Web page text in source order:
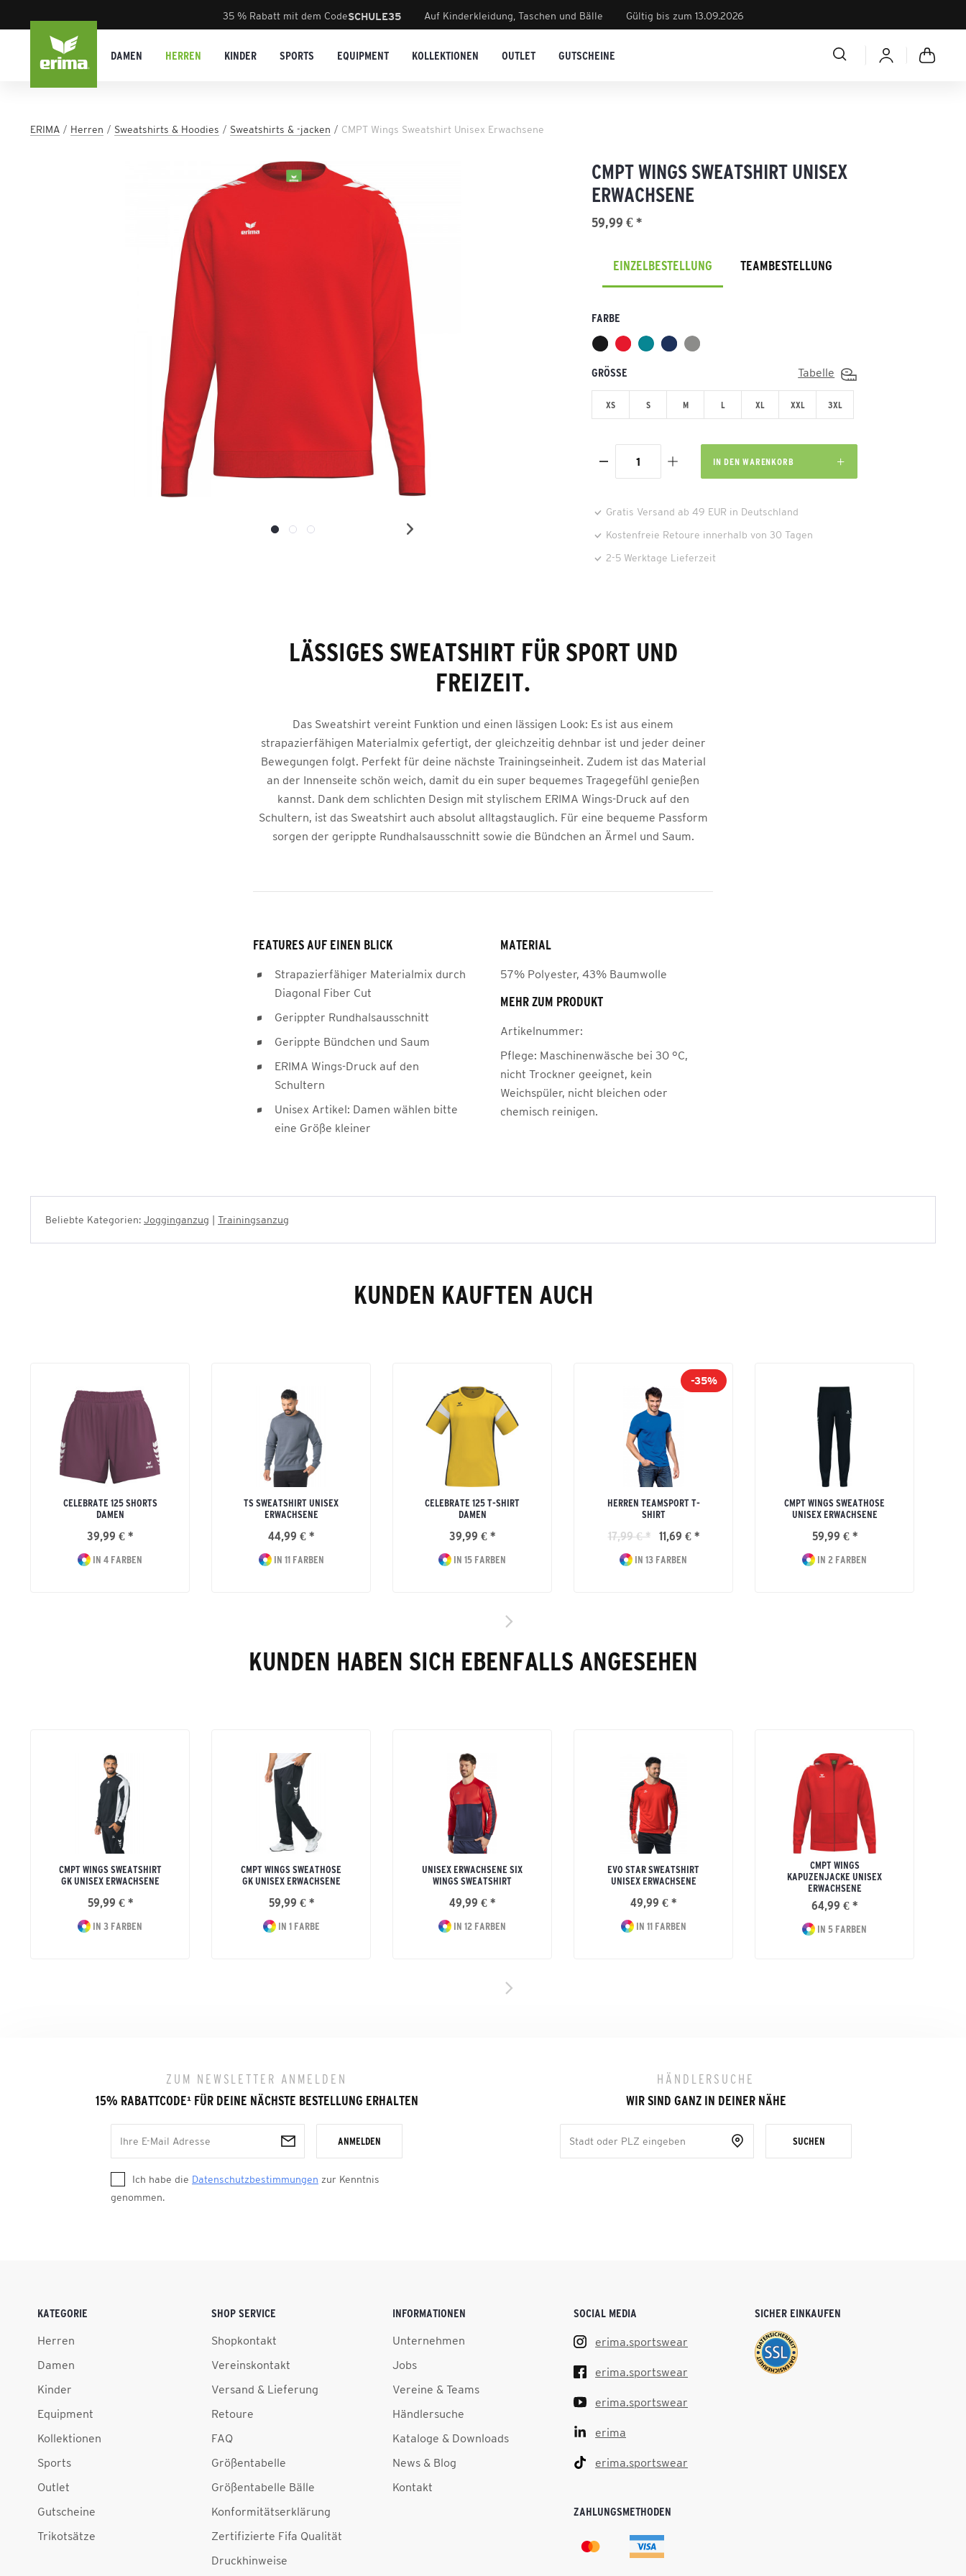
35 % Rabatt mit dem CodeSCHULE35 Auf Kinderkleidung, Taschen und Bälle Gültig bis zum 13.09.2026
DAMEN HERREN KINDER SPORTS EQUIPMENT KOLLEKTIONEN OUTLET GUTSCHEINE
ERIMA Herren Sweatshirts & Hoodies Sweatshirts & -jacken CMPT Wings Sweatshirt Unisex Erwachsene
CMPT WINGS SWEATSHIRT UNISEX
ERWACHSENE
59,99 € *
EINZELBESTELLUNG TEAMBESTELLUNG
FARBE
GRÖSSE Tabelle
XS S M L XL XXL 3XL
IN DEN WARENKORB
Gratis Versand ab 49 EUR in Deutschland
Kostenfreie Retoure innerhalb von 30 Tagen
2-5 Werktage Lieferzeit
LÄSSIGES SWEATSHIRT FÜR SPORT UND
FREIZEIT.
Das Sweatshirt vereint Funktion und einen lässigen Look: Es ist aus einem
strapazierfähigen Materialmix gefertigt, der gleichzeitig dehnbar ist und jeder deiner
Bewegungen folgt. Perfekt für deine nächste Trainingseinheit. Zudem ist das Material
an der Innenseite schön weich, damit du ein super bequemes Tragegefühl genießen
kannst. Dank dem schlichten Design mit stylischem ERIMA Wings-Druck auf den
Schultern, ist das Sweatshirt auch absolut alltagstauglich. Für eine bequeme Passform
sorgen der gerippte Rundhalsausschnitt sowie die Bündchen an Ärmel und Saum.
FEATURES AUF EINEN BLICK
Strapazierfähiger Materialmix durch
Diagonal Fiber Cut
Gerippter Rundhalsausschnitt
Gerippte Bündchen und Saum
ERIMA Wings-Druck auf den
Schultern
Unisex Artikel: Damen wählen bitte
eine Größe kleiner
MATERIAL
57% Polyester, 43% Baumwolle
MEHR ZUM PRODUKT
Artikelnummer:
Pflege: Maschinenwäsche bei 30 °C,
nicht Trockner geeignet, kein
Weichspüler, nicht bleichen oder
chemisch reinigen.
Beliebte Kategorien: Jogginganzug Trainingsanzug
KUNDEN KAUFTEN AUCH
CELEBRATE 125 SHORTS
DAMEN
39,99 € *
IN 4 FARBEN
TS SWEATSHIRT UNISEX
ERWACHSENE
44,99 € *
IN 11 FARBEN
CELEBRATE 125 T-SHIRT
DAMEN
39,99 € *
IN 15 FARBEN
-35%
HERREN TEAMSPORT T-
SHIRT
17,99 € * 11,69 € *
IN 13 FARBEN
CMPT WINGS SWEATHOSE
UNISEX ERWACHSENE
59,99 € *
IN 2 FARBEN
KUNDEN HABEN SICH EBENFALLS ANGESEHEN
CMPT WINGS SWEATSHIRT
GK UNISEX ERWACHSENE
59,99 € *
IN 3 FARBEN
CMPT WINGS SWEATHOSE
GK UNISEX ERWACHSENE
59,99 € *
IN 1 FARBE
UNISEX ERWACHSENE SIX
WINGS SWEATSHIRT
49,99 € *
IN 12 FARBEN
EVO STAR SWEATSHIRT
UNISEX ERWACHSENE
49,99 € *
IN 11 FARBEN
CMPT WINGS
KAPUZENJACKE UNISEX
ERWACHSENE
64,99 € *
IN 5 FARBEN
ZUM NEWSLETTER ANMELDEN
15% RABATTCODE¹FÜR DEINE NÄCHSTE BESTELLUNG ERHALTEN
ANMELDEN
Ich habe die Datenschutzbestimmungen zur Kenntnis
genommen.
HÄNDLERSUCHE
WIR SIND GANZ IN DEINER NÄHE
SUCHEN
KATEGORIE
Herren
Damen
Kinder
Equipment
Kollektionen
Sports
Outlet
Gutscheine
Trikotsätze
SHOP SERVICE
Shopkontakt
Vereinskontakt
Versand & Lieferung
Retoure
FAQ
Größentabelle
Größentabelle Bälle
Konformitätserklärung
Zertifizierte Fifa Qualität
Druckhinweise
INFORMATIONEN
Unternehmen
Jobs
Vereine & Teams
Händlersuche
Kataloge & Downloads
News & Blog
Kontakt
SOCIAL MEDIA
erima.sportswear
erima.sportswear
erima.sportswear
erima
erima.sportswear
ZAHLUNGSMETHODEN
SICHER EINKAUFEN